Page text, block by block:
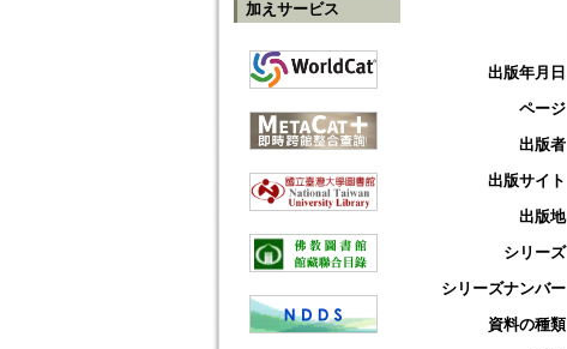
加えサービス
出版年月日
ページ
出版者
出版サイト
出版地
シリーズ
シリーズナンバー
資料の種類